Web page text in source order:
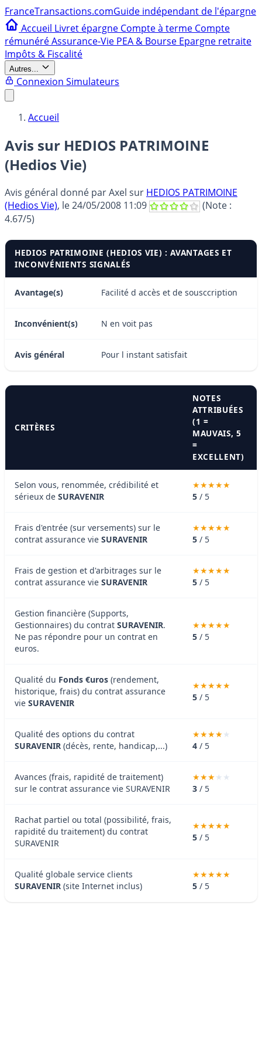
FranceTransactions.comGuide indépendant de l'épargne
Accueil Livret épargne Compte à terme Compte
rémunéréAssurance-Vie PEA & Bourse Epargne retraite
Impôts & Fiscalité
Autres...
Connexion Simulateurs
Accueil
Avis sur HEDIOS PATRIMOINE
(Hedios Vie)
Avis général donné parAxel sur HEDIOS PATRIMOINE
(Hedios Vie), le24/05/2008 11:09
(Note :
4.67/5)
HEDIOS PATRIMOINE (HEDIOS VIE) : AVANTAGES ET
INCONVÉNIENTS SIGNALÉS
Avantage(s) Facilité d accès et de sousccription
Inconvénient(s) N en voit pas
Avis général Pour l instant satisfait
CRITÈRES
NOTES
ATTRIBUÉES
(1 =
MAUVAIS, 5
=
EXCELLENT)
Selon vous, renommée, crédibilité et
sérieux de SURAVENIR 5 / 5
Frais d'entrée (sur versements) sur le
contrat assurance vie SURAVENIR 5 / 5
Frais de gestion et d'arbitrages sur le
contrat assurance vie SURAVENIR 5 / 5
Gestion financière (Supports,
Gestionnaires) du contrat SURAVENIR.
Ne pas répondre pour un contrat en
euros.
5 / 5
Qualité du Fonds €uros (rendement,
historique, frais) du contrat assurance
vie SURAVENIR
5 / 5
Qualité des options du contrat
SURAVENIR (décès, rente, handicap,...) 4 / 5
Avances (frais, rapidité de traitement)
sur le contrat assurance vie SURAVENIR
3 / 5
Rachat partiel ou total (possibilité, frais,
rapidité du traitement) du contrat
SURAVENIR
5 / 5
Qualité globale service clients
SURAVENIR (site Internet inclus) 5 / 5